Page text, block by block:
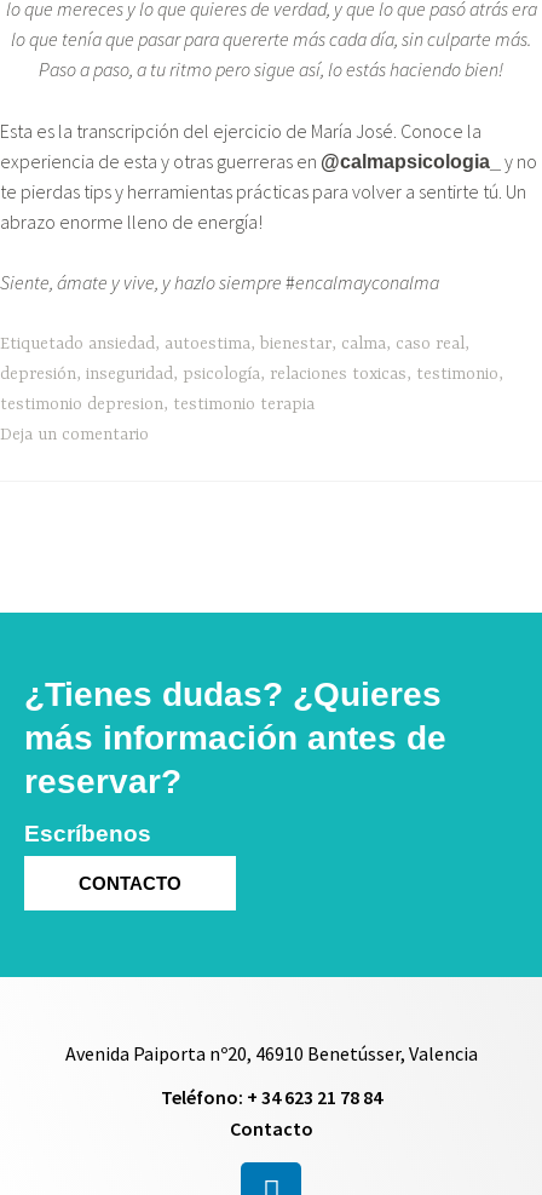
lo que mereces y lo que quieres de verdad, y que lo que pasó atrás era
lo que tenía que pasar para quererte más cada día, sin culparte más.
Paso a paso, a tu ritmo pero sigue así, lo estás haciendo bien!
Esta es la transcripción del ejercicio de María José. Conoce la
experiencia de esta y otras guerreras en @calmapsicologia_
y no
te pierdas tips y herramientas prácticas para volver a sentirte tú. Un
abrazo enorme lleno de energía!
Siente, ámate y vive, y hazlo siempre #encalmayconalma
Etiquetado ansiedad, autoestima, bienestar, calma, caso real,
depresión, inseguridad, psicología, relaciones toxicas, testimonio,
testimonio depresion, testimonio terapia
Deja un comentario
¿Tienes dudas? ¿Quieres
más información antes de
reservar?
Escríbenos
CONTACTO
Avenida Paiporta nº20, 46910 Benetússer, Valencia
Teléfono: + 34 623 21 78 84
Contacto